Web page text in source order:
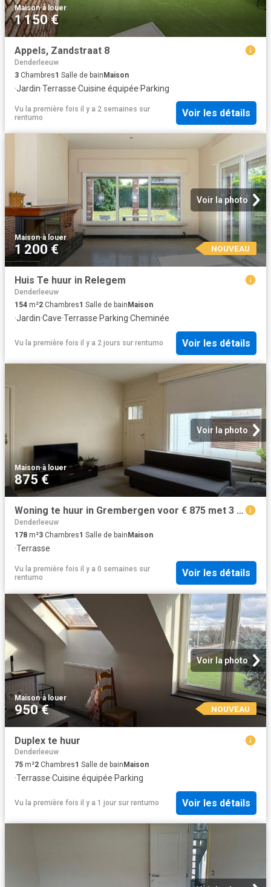
Maison·à louer
1 150 €
Appels, Zandstraat 8
Denderleeuw
3 Chambres1 Salle de bainMaison
·Jardin·Terrasse·Cuisine équipée·Parking
Vu la première fois il y a 2 semaines sur
rentumo
Voir les détails
Voir la photo
Maison·à louer
1 200 € NOUVEAU
Huis Te huur in Relegem
Denderleeuw
154 m²2 Chambres1 Salle de bain Maison
·Jardin·Cave·Terrasse·Parking·Cheminée
Vu la première fois il y a 2 jours sur rentumo Voir les détails
Voir la photo
Maison·à louer
875 €
Woning te huur in Grembergen voor € 875 met 3 slaapkamers
Denderleeuw
178 m²3 Chambres1 Salle de bainMaison
·Terrasse
Vu la première fois il y a 0 semaines sur
rentumo
Voir les détails
Voir la photo
Maison·à louer
950 € NOUVEAU
Duplex te huur
Denderleeuw
75 m²2 Chambres1 Salle de bain Maison
·Terrasse·Cuisine équipée·Parking
Vu la première fois il y a 1 jour sur rentumo Voir les détails